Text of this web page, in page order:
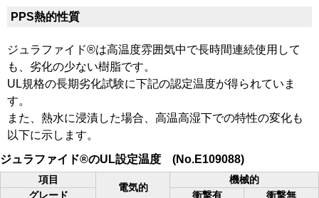
PPS熱的性質
ジュラファイド®は高温度雰囲気中で長時間連続使用して
も、劣化の少ない樹脂です。
UL規格の長期劣化試験に下記の認定温度が得られていま
す。
また、熱水に浸漬した場合、高温高湿下での特性の変化も
以下に示します。
ジュラファイド®のUL設定温度 (No.E109088)
項目
電気的
機械的
グレード
衝撃有
衝撃無